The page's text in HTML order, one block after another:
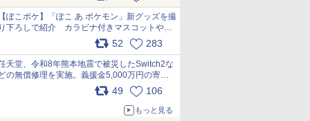
ぽこポケ】「ぽこ あ ポケモン」新グッズを撮
下ろしで紹介 カラビナ付きマスコットやス
52 283
天堂、令和8年熊本地震で被災したSwitch2な
の無償修理を実施。義援金5,000万円の寄付
も発表 pic.x.com/BAYsMfUfUC
49 106
もっと見る